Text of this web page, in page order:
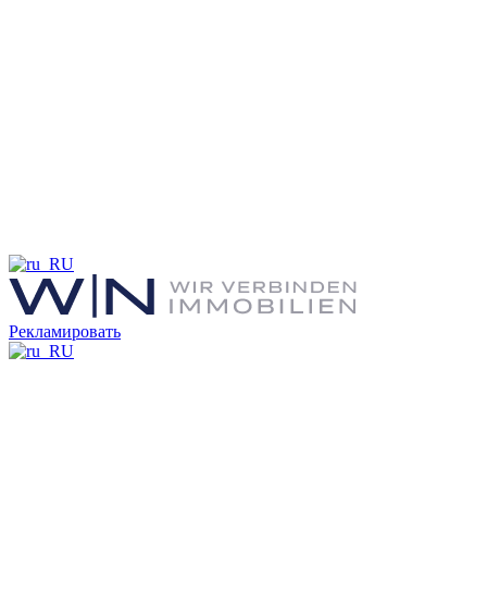
Рекламировать